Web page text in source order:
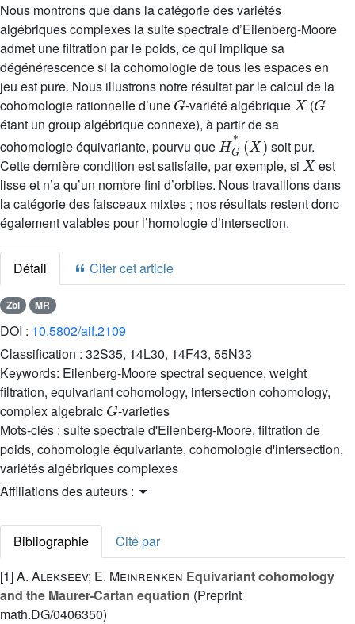
Nous montrons que dans la catégorie des variétés
algébriques complexes la suite spectrale d’Eilenberg-Moore
admet une filtration par le poids, ce qui implique sa
dégénérescence si la cohomologie de tous les espaces en
jeu est pure. Nous illustrons notre résultat par le calcul de la
cohomologie rationnelle d’une
G
-variété algébrique
X
(
G
étant un group algébrique connexe), à partir de sa
cohomologie équivariante, pourvu que
HG* (X)
soit pur.
Cette dernière condition est satisfaite, par exemple, si
X
est
lisse et n’a qu’un nombre fini d’orbites. Nous travaillons dans
la catégorie des faisceaux mixtes ; nos résultats restent donc
également valables pour l’homologie d’intersection.
Détail Citer cet article
Zbl MR
DOI : 10.5802/aif.2109
Classification : 32S35, 14L30, 14F43, 55N33
Keywords: Eilenberg-Moore spectral sequence, weight
filtration, equivariant cohomology, intersection cohomology,
complex algebraic
G
-varieties
Mots-clés : suite spectrale d'Eilenberg-Moore, filtration de
poids, cohomologie équivariante, cohomologie d'intersection,
variétés algébriques complexes
Affiliations des auteurs :
Bibliographie
Cité par
[1]A. Alekseev; E. Meinrenken Equivariant cohomology
and the Maurer-Cartan equation (Preprint
math.DG/0406350)